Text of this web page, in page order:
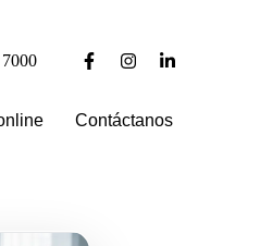
Contáctanos